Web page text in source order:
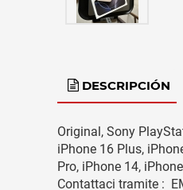
DESCRIPCIÓN
Original, Sony
iPhone 16 Plus,
Pro, iPhone 14,
Contattaci tramite :